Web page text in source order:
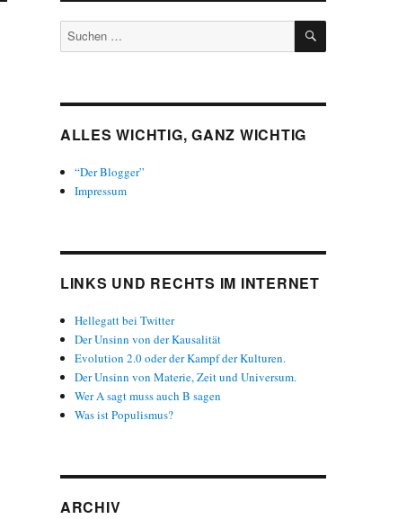
Suchen
nach:
SUCHEN
ALLES WICHTIG, GANZ WICHTIG
“Der Blogger”
Impressum
LINKS UND RECHTS IM INTERNET
Hellegatt bei Twitter
Der Unsinn von der Kausalität
Evolution 2.0 oder der Kampf der Kulturen.
Der Unsinn von Materie, Zeit und Universum.
Wer A sagt muss auch B sagen
Was ist Populismus?
ARCHIV